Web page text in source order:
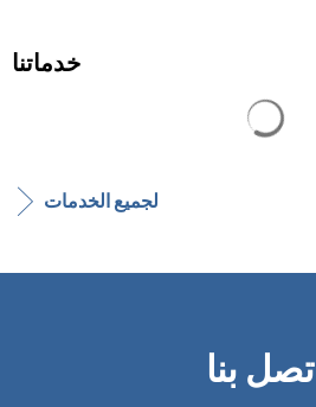
خدماتنا
لجميع الخدمات
اتصل بنا